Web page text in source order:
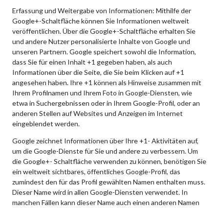
Erfassung und Weitergabe von Informationen: Mithilfe der
Google+-Schaltfläche können Sie Informationen weltweit
veröffentlichen. Über die Google+-Schaltfläche erhalten Sie
und andere Nutzer personalisierte Inhalte von Google und
unseren Partnern. Google speichert sowohl die Information,
dass Sie für einen Inhalt +1 gegeben haben, als auch
Informationen über die Seite, die Sie beim Klicken auf +1
angesehen haben. Ihre +1 können als Hinweise zusammen mit
Ihrem Profilnamen und Ihrem Foto in Google-Diensten, wie
etwa in Suchergebnissen oder in Ihrem Google-Profil, oder an
anderen Stellen auf Websites und Anzeigen im Internet
eingeblendet werden.
Google zeichnet Informationen über Ihre +1- Aktivitäten auf,
um die Google-Dienste für Sie und andere zu verbessern. Um
die Google+- Schaltfläche verwenden zu können, benötigen Sie
ein weltweit sichtbares, öffentliches Google-Profil, das
zumindest den für das Profil gewählten Namen enthalten muss.
Dieser Name wird in allen Google-Diensten verwendet. In
manchen Fällen kann dieser Name auch einen anderen Namen